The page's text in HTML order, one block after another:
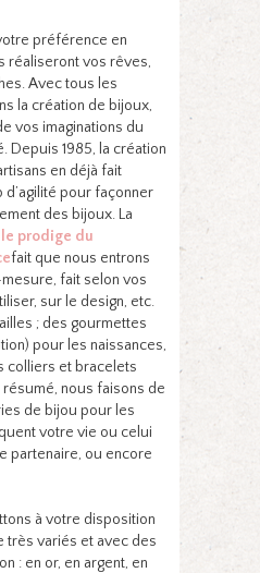
préférence en
réaliseront vos rêves,
Avec tous les
la création de bijoux,
vos imaginations du
Depuis 1985, la création
en déjà fait
pour façonner
des bijoux. La
le prodige du
fait que nous entrons
fait selon vos
sur le design, etc.
; des gourmettes
pour les naissances,
colliers et bracelets
nous faisons de
de bijou pour les
votre vie ou celui
partenaire, ou encore
à votre disposition
très variés et avec des
: en or, en argent, en